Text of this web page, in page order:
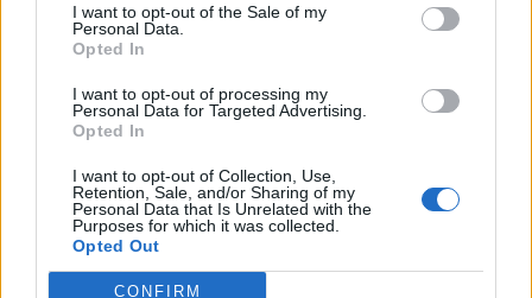
I want to opt-out of the Sale of my
Personal Data.
Opted In
I want to opt-out of processing my
Personal Data for Targeted Advertising.
Opted In
I want to opt-out of Collection, Use,
Retention, Sale, and/or Sharing of my
Personal Data that Is Unrelated with the
Purposes for which it was collected.
Opted Out
CONFIRM
KOKE_85
Publicado